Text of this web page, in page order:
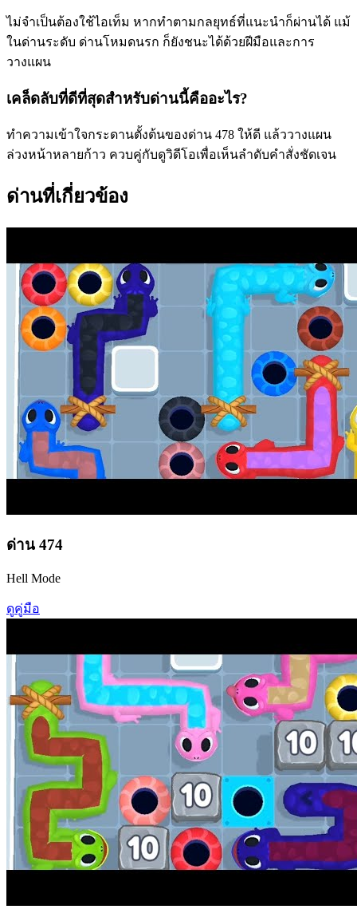
ไม่จำเป็นต้องใช้ไอเท็ม หากทำตามกลยุทธ์ที่แนะนำก็ผ่านได้ แม้
ในด่านระดับ ด่านโหมดนรก ก็ยังชนะได้ด้วยฝีมือและการ
วางแผน
เคล็ดลับที่ดีที่สุดสำหรับด่านนี้คืออะไร?
ทำความเข้าใจกระดานตั้งต้นของด่าน 478 ให้ดี แล้ววางแผน
ล่วงหน้าหลายก้าว ควบคู่กับดูวิดีโอเพื่อเห็นลำดับคำสั่งชัดเจน
ด่านที่เกี่ยวข้อง
ด่าน 474
Hell Mode
ดูคู่มือ